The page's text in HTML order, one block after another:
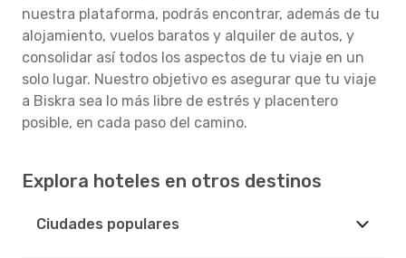
nuestra plataforma, podrás encontrar, además de tu
alojamiento, vuelos baratos y alquiler de autos, y
consolidar así todos los aspectos de tu viaje en un
solo lugar. Nuestro objetivo es asegurar que tu viaje
a Biskra sea lo más libre de estrés y placentero
posible, en cada paso del camino.
Explora hoteles en otros destinos
Ciudades populares